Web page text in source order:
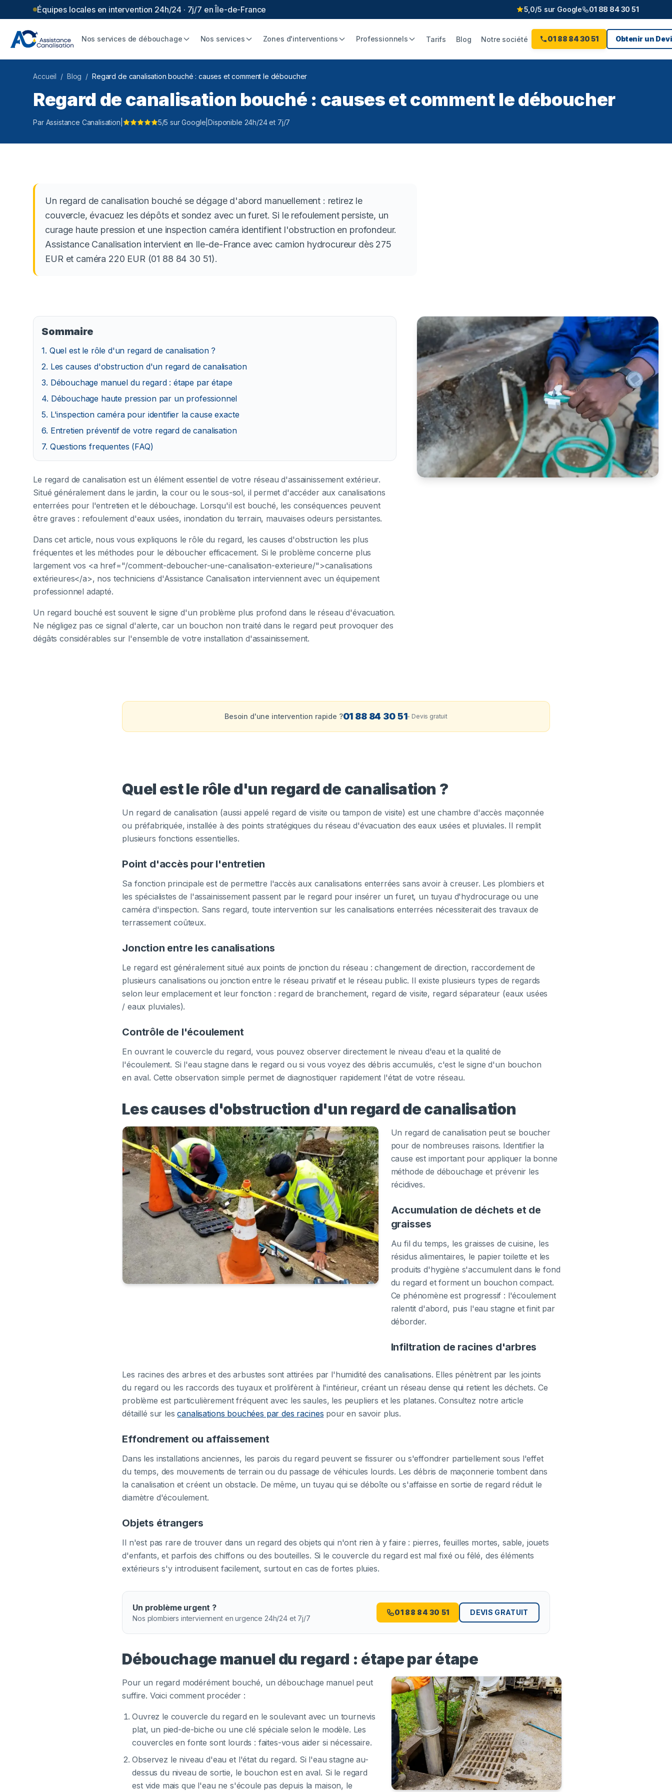
Équipes locales en intervention 24h/24 · 7j/7 en Île-de-France 5,0/5 sur Google 01 88 84 30 51
Nos services de débouchage Nos services Zones d'interventions Professionnels Tarifs Blog Notre société 01 88 84 30 51 Obtenir un
Accueil / Blog / Regard de canalisation bouché : causes et comment le déboucher
Regard de canalisation bouché : causes et comment le déboucher
Par Assistance Canalisation 5/5 sur Google |Disponible 24h/24 et 7j/7
Un regard de canalisation bouché se dégage d'abord manuellement : retirez le
couvercle, évacuez les dépôts et sondez avec un furet. Si le refoulement persiste, un
curage haute pression et une inspection caméra identifient l'obstruction en profondeur.
Assistance Canalisation intervient en Ile-de-France avec camion hydrocureur dès 275
EUR et caméra 220 EUR (01 88 84 30 51).
Sommaire
1. Quel est le rôle d'un regard de canalisation ?
2. Les causes d'obstruction d'un regard de canalisation
3. Débouchage manuel du regard : étape par étape
4. Débouchage haute pression par un professionnel
5. L'inspection caméra pour identifier la cause exacte
6. Entretien préventif de votre regard de canalisation
7. Questions frequentes (FAQ)
Le regard de canalisation est un élément essentiel de votre réseau d'assainissement extérieur.
Situé généralement dans le jardin, la cour ou le sous-sol, il permet d'accéder aux canalisations
enterrées pour l'entretien et le débouchage. Lorsqu'il est bouché, les conséquences peuvent
être graves : refoulement d'eaux usées, inondation du terrain, mauvaises odeurs persistantes.
Dans cet article, nous vous expliquons le rôle du regard, les causes d'obstruction les plus
fréquentes et les méthodes pour le déboucher efficacement. Si le problème concerne plus
largement vos <a href="/comment-deboucher-une-canalisation-exterieure/">canalisations
extérieures</a>, nos techniciens d'Assistance Canalisation interviennent avec un équipement
professionnel adapté.
Un regard bouché est souvent le signe d'un problème plus profond dans le réseau d'évacuation.
Ne négligez pas ce signal d'alerte, car un bouchon non traité dans le regard peut provoquer des
dégâts considérables sur l'ensemble de votre installation d'assainissement.
Besoin d'une intervention rapide ?01 88 84 30 51- Devis gratuit
Quel est le rôle d'un regard de canalisation ?
Un regard de canalisation (aussi appelé regard de visite ou tampon de visite) est une chambre d'accès maçonnée
ou préfabriquée, installée à des points stratégiques du réseau d'évacuation des eaux usées et pluviales. Il remplit
plusieurs fonctions essentielles.
Point d'accès pour l'entretien
Sa fonction principale est de permettre l'accès aux canalisations enterrées sans avoir à creuser. Les plombiers et
les spécialistes de l'assainissement passent par le regard pour insérer un furet, un tuyau d'hydrocurage ou une
caméra d'inspection. Sans regard, toute intervention sur les canalisations enterrées nécessiterait des travaux de
terrassement coûteux.
Jonction entre les canalisations
Le regard est généralement situé aux points de jonction du réseau : changement de direction, raccordement de
plusieurs canalisations ou jonction entre le réseau privatif et le réseau public. Il existe plusieurs types de regards
selon leur emplacement et leur fonction : regard de branchement, regard de visite, regard séparateur (eaux usées
/ eaux pluviales).
Contrôle de l'écoulement
En ouvrant le couvercle du regard, vous pouvez observer directement le niveau d'eau et la qualité de
l'écoulement. Si l'eau stagne dans le regard ou si vous voyez des débris accumulés, c'est le signe d'un bouchon
en aval. Cette observation simple permet de diagnostiquer rapidement l'état de votre réseau.
Les causes d'obstruction d'un regard de canalisation
Un regard de canalisation peut se boucher
pour de nombreuses raisons. Identifier la
cause est important pour appliquer la bonne
méthode de débouchage et prévenir les
récidives.
Accumulation de déchets et de
graisses
Au fil du temps, les graisses de cuisine, les
résidus alimentaires, le papier toilette et les
produits d'hygiène s'accumulent dans le fond
du regard et forment un bouchon compact.
Ce phénomène est progressif : l'écoulement
ralentit d'abord, puis l'eau stagne et finit par
déborder.
Infiltration de racines d'arbres
Les racines des arbres et des arbustes sont attirées par l'humidité des canalisations. Elles pénètrent par les joints
du regard ou les raccords des tuyaux et prolifèrent à l'intérieur, créant un réseau dense qui retient les déchets. Ce
problème est particulièrement fréquent avec les saules, les peupliers et les platanes. Consultez notre article
détaillé sur lescanalisations bouchées par des racines pour en savoir plus.
Effondrement ou affaissement
Dans les installations anciennes, les parois du regard peuvent se fissurer ou s'effondrer partiellement sous l'effet
du temps, des mouvements de terrain ou du passage de véhicules lourds. Les débris de maçonnerie tombent dans
la canalisation et créent un obstacle. De même, un tuyau qui se déboîte ou s'affaisse en sortie de regard réduit le
diamètre d'écoulement.
Objets étrangers
Il n'est pas rare de trouver dans un regard des objets qui n'ont rien à y faire : pierres, feuilles mortes, sable, jouets
d'enfants, et parfois des chiffons ou des bouteilles. Si le couvercle du regard est mal fixé ou fêlé, des éléments
extérieurs s'y introduisent facilement, surtout en cas de fortes pluies.
Un problème urgent ?
Nos plombiers interviennent en urgence 24h/24 et 7j/7
01 88 84 30 51 DEVIS GRATUIT
Débouchage manuel du regard : étape par étape
Pour un regard modérément bouché, un débouchage manuel peut
suffire. Voici comment procéder :
Ouvrez le couvercle du regard en le soulevant avec un tournevis
plat, un pied-de-biche ou une clé spéciale selon le modèle. Les
couvercles en fonte sont lourds : faites-vous aider si nécessaire.
Observez le niveau d'eau et l'état du regard. Si l'eau stagne au-
dessus du niveau de sortie, le bouchon est en aval. Si le regard
est vide mais que l'eau ne s'écoule pas depuis la maison, le